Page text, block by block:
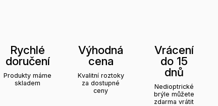
Rychlé
doručení
Produkty máme
skladem
Výhodná
cena
Kvalitní roztoky
za dostupné
ceny
Vrácení
do 15
dnů
Nedioptrické
brýle můžete
zdarma vrátit